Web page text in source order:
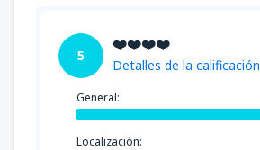
5
❤️❤️❤️❤️
Detalles de la calificación
General:
Localización: